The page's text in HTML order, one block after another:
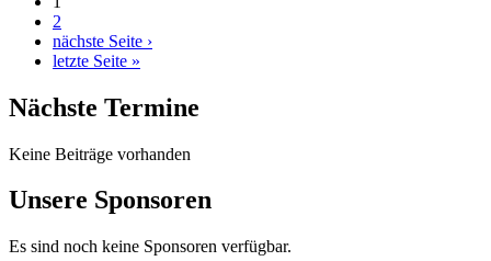
2
nächste Seite ›
letzte Seite »
Nächste Termine
Keine Beiträge vorhanden
Unsere Sponsoren
Es sind noch keine Sponsoren verfügbar.